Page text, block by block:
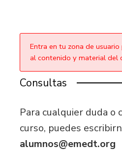
Entra en tu zona de
al contenido y material del
Consultas
Para cualquier duda
curso, puedes
alumnos@emedt.org